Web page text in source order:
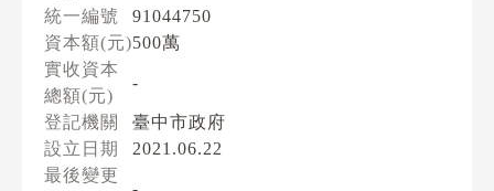
統一編號
91044750
資本額(元)500萬
實收資本
總額(元)
-
登記機關
臺中市政府
設立日期
2021.06.22
最後變更